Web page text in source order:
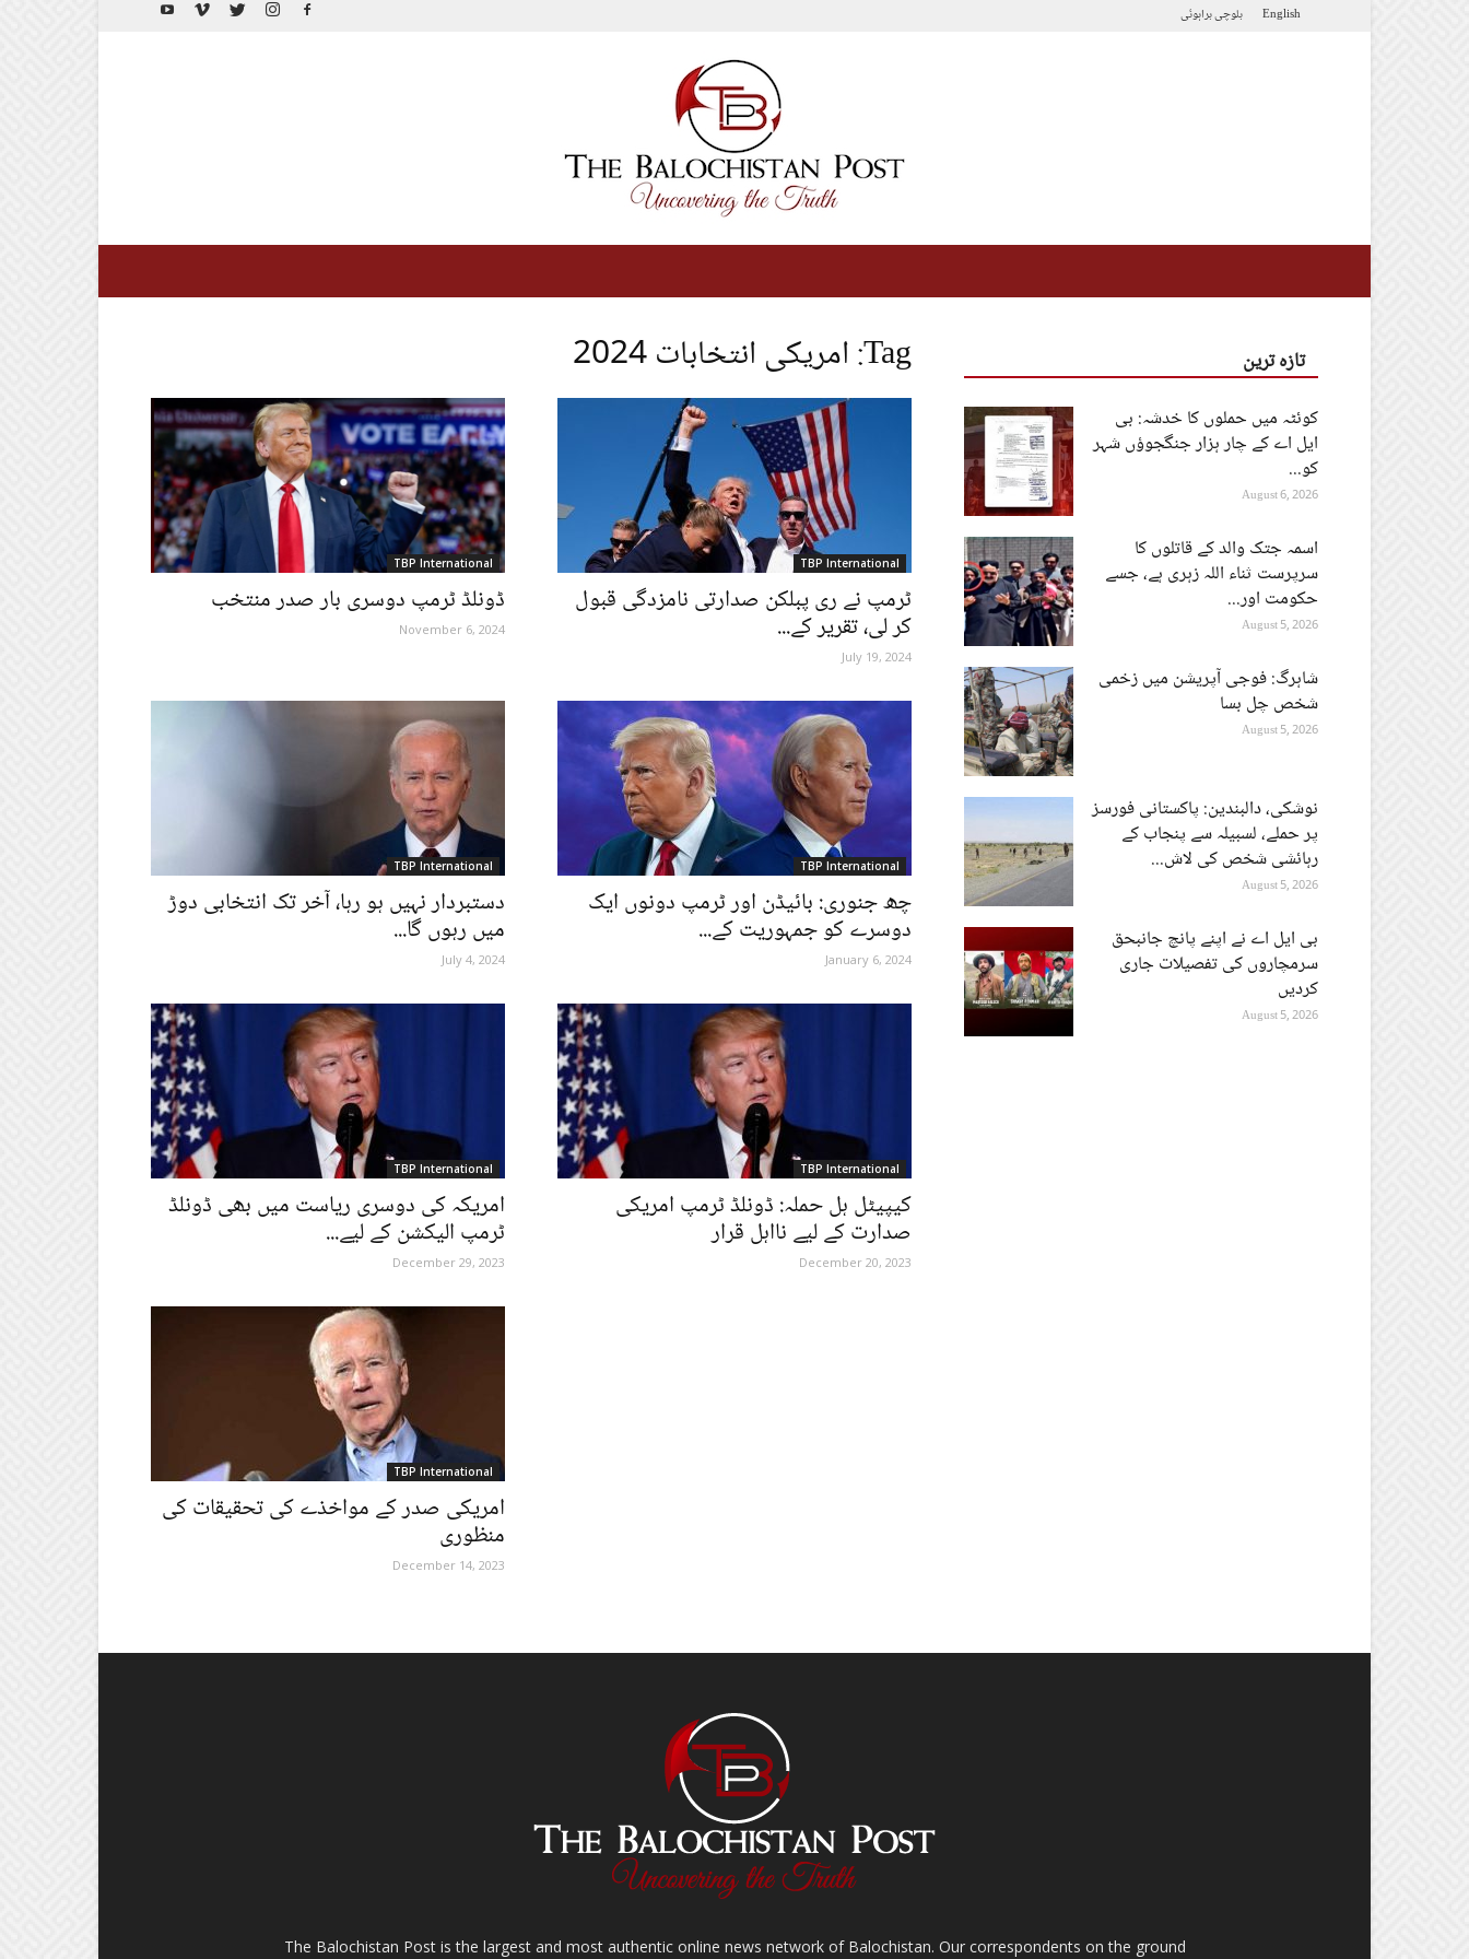
English بلوچیبراہوئی
Balochistan
Post
Tag: امریکی انتخابات 2024
TBP International
ڈونلڈ ٹرمپ دوسری بار صدر منتخب
November 6, 2024
TBP International
ٹرمپ نے ری پبلکن صدارتی نامزدگی قبول
کر لی، تقریر کے...
July 19, 2024
TBP International
دستبردار نہیں ہو رہا، آخر تک انتخابی دوڑ
میں رہوں گا...
July 4, 2024
TBP International
چھ جنوری: بائیڈن اور ٹرمپ دونوں ایک
دوسرے کو جمہوریت کے...
January 6, 2024
TBP International
امریکہ کی دوسری ریاست میں بھی ڈونلڈ
ٹرمپ الیکشن کے لیے...
December 29, 2023
TBP International
کیپیٹل ہل حملہ: ڈونلڈ ٹرمپ امریکی
صدارت کے لیے نااہل قرار
December 20, 2023
TBP International
امریکی صدر کے مواخذے کی تحقیقات کی
منظوری
December 14, 2023
تازہ ترین
کوئٹہ میں حملوں کا خدشہ: بی
ایل اے کے چار ہزار جنگجوؤں شہر
کو...
August 6, 2026
اسمہ جتک والد کے قاتلوں کا
سرپرست ثناء اللہ زہری ہے، جسے
حکومت اور...
August 5, 2026
شاہرگ: فوجی آپریشن میں زخمی
شخص چل بسا
August 5, 2026
نوشکی، دالبندین: پاکستانی فورسز
پر حملے، لسبیلہ سے پنجاب کے
رہائشی شخص کی لاش...
August 5, 2026
بی ایل اے نے اپنے پانچ جانبحق
سرمچاروں کی تفصیلات جاری
کردیں
August 5, 2026
The Balochistan Post is the largest and most authentic online news network of Balochistan. Our correspondents on the ground